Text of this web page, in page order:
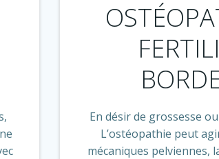
En désir de grossesse
L’ostéopathie peut
mécaniques pelviennes,